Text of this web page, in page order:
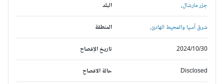
البلد جزر مارشال,
المنطقة شرق آسيا والمحيط الهادئ,
تاريخ الإفصاح 2024/10/30
حالة الافصاح Disclosed